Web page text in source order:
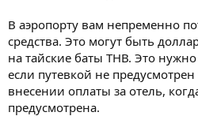
В аэропорту вам непременно
средства. Это могут быть
на тайские баты ТНВ. Это
если путевкой не
внесении оплаты за отель,
предусмотрена.